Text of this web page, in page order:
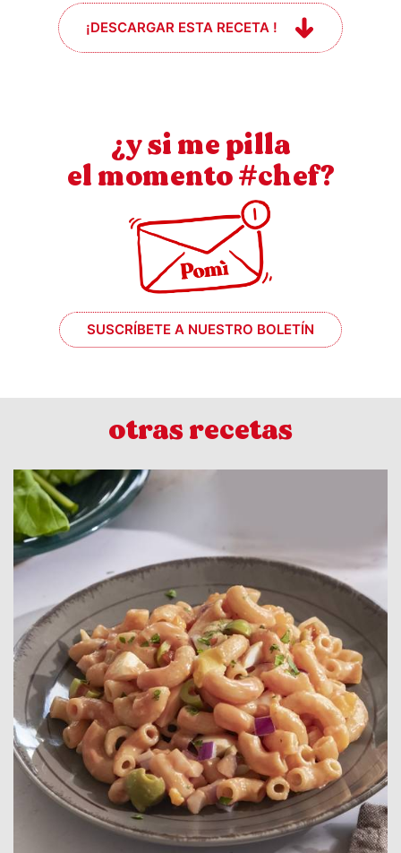
¡DESCARGAR ESTA RECETA !
¿y si me pilla
el momento #chef?
SUSCRÍBETE A NUESTRO BOLETÍN
otras recetas